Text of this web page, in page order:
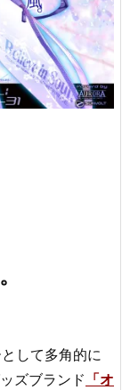
して多角的に
ズブランド 「オ